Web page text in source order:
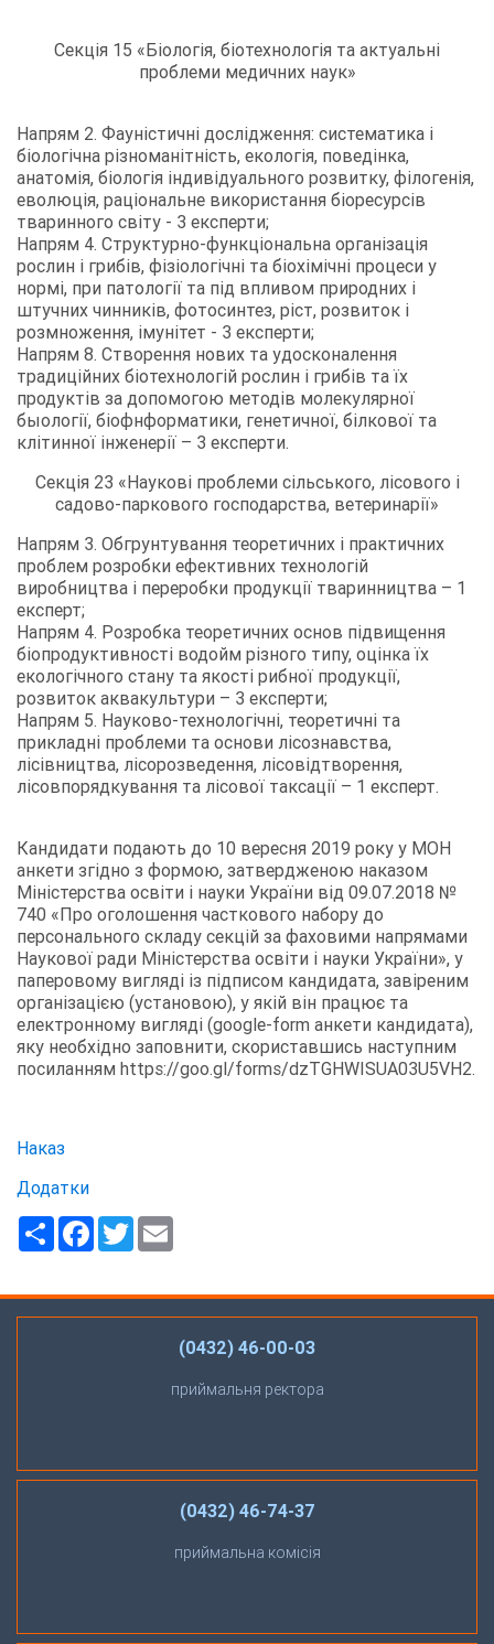
Секція 15 «Біологія, біотехнологія та актуальні
проблеми медичних наук»
Напрям 2. Фауністичні дослідження: систематика і
біологічна різноманітність, екологія, поведінка,
анатомія, біологія індивідуального розвитку, філогенія,
еволюція, раціональне використання біоресурсів
тваринного світу - 3 експерти;
Напрям 4. Структурно-функціональна організація
рослин і грибів, фізіологічні та біохімічні процеси у
нормі, при патології та під впливом природних і
штучних чинників, фотосинтез, ріст, розвиток і
розмноження, імунітет - 3 експерти;
Напрям 8. Створення нових та удосконалення
традиційних біотехнологій рослин і грибів та їх
продуктів за допомогою методів молекулярної
быології, біофнформатики, генетичної, білкової та
клітинної інженерії – 3 експерти.
Секція 23 «Наукові проблеми сільського, лісового і
садово-паркового господарства, ветеринарії»
Напрям 3. Обгрунтування теоретичних і практичних
проблем розробки ефективних технологій
виробництва і переробки продукції тваринництва – 1
експерт;
Напрям 4. Розробка теоретичних основ підвищення
біопродуктивності водойм різного типу, оцінка їх
екологічного стану та якості рибної продукції,
розвиток аквакультури – 3 експерти;
Напрям 5. Науково-технологічні, теоретичні та
прикладні проблеми та основи лісознавства,
лісівництва, лісорозведення, лісовідтворення,
лісовпорядкування та лісової таксації – 1 експерт.
Кандидати подають до 10 вересня 2019 року у МОН
анкети згідно з формою, затвердженою наказом
Міністерства освіти і науки України від 09.07.2018 №
740 «Про оголошення часткового набору до
персонального складу секцій за фаховими напрямами
Наукової ради Міністерства освіти і науки України», у
паперовому вигляді із підписом кандидата, завіреним
організацією (установою), у якій він працює та
електронному вигляді (google-form анкети кандидата),
яку необхідно заповнити, скориставшись наступним
посиланням https://goo.gl/forms/dzTGHWISUA03U5VH2.
Наказ
Додатки
РесурсFacebook
Twitter
(0432) 46-00-03
приймальня ректора
(0432) 46-74-37
приймальна комісія